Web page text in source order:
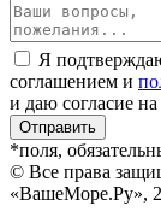
Я
соглашением и
и даю согласие
Отправить
*поля,
© Все права
«ВашеМоре.Ру»,